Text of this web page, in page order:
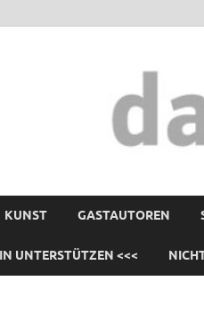
KUNST GASTAUTOREN
UNTERSTÜTZEN <<<